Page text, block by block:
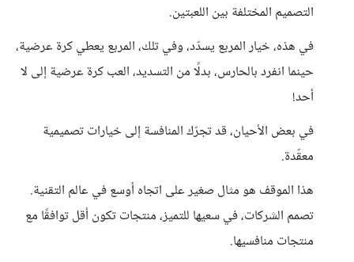
التصميم المختلفة بين اللعبتين.
في هذه، خيار المربع يسدّد، وفي تلك، المربع يعطي كرة عرضية،
حينما انفرد بالحارس، بدلًا من التسديد، العب كرة عرضية إلى لا
أحد!
في بعض الأحيان، قد تجرّك المنافسة إلى خيارات تصميمية
معقّدة.
هذا الموقف هو مثال صغير على اتجاه أوسع في عالم التقنية.
تصمم الشركات، في سعيها للتميز، منتجات تكون أقل توافقًا مع
منتجات منافسيها.